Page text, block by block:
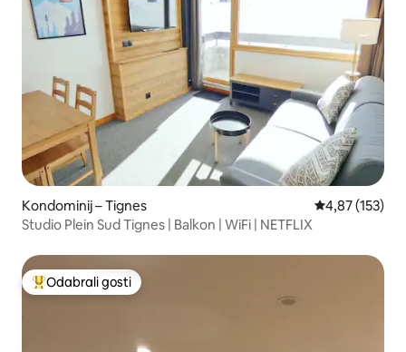
Kondominij – Tignes Prosječna
4,87 (153)
Studio Plein Sud Tignes | Balkon | WiFi | NETFLIX
Među najviše rangiranima s oznakom „Odabrali gosti”
Odabrali gosti